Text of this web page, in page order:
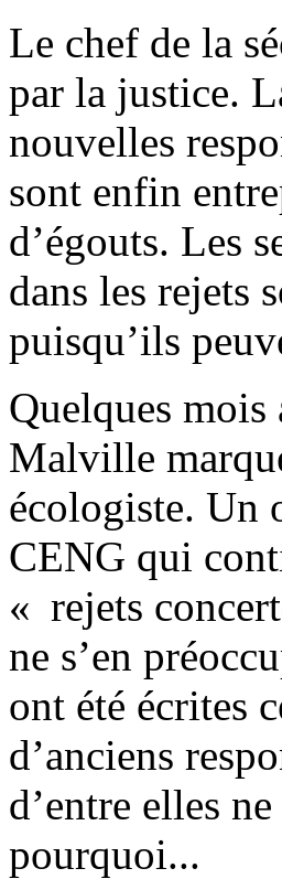
Le chef de la
par la justice.
nouvelles
sont enfin
d’égouts. Les
dans les rejets
puisqu’ils
Quelques mois
Malville
écologiste. Un
CENG qui
« rejets
ne s’en
ont été écrites
d’anciens
d’entre elles
pourquoi...